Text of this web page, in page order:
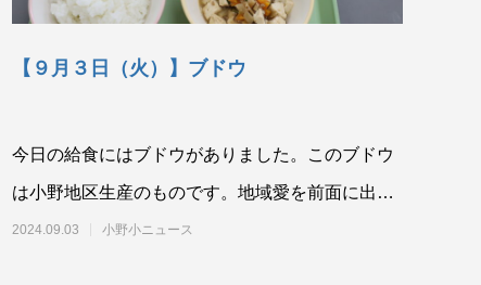
【９月３日（火）】ブドウ
今日の給食にはブドウがありました。このブドウ
は小野地区生産のものです。地域愛を前面に出す
小野小の児童は、その恵みに感謝しながらいただ
2024.09.03 小野小ニュース